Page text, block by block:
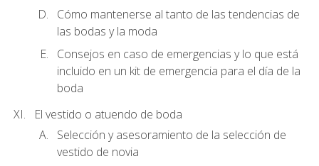
Cómo mantenerse al tanto de las tendencias de
las bodas y la moda
Consejos en caso de emergencias y lo que está
incluido en un kit de emergencia para el día de la
boda
El vestido o atuendo de boda
Selección y asesoramiento de la selección de
vestido de novia